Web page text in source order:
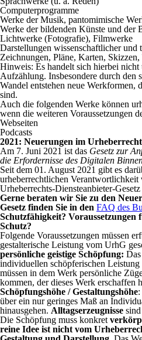
Computerprogramme
Werke der Musik, pantomimische
Werke der bildenden Künste und der
Lichtwerke (Fotografie), Filmwerke
Darstellungen wissenschaftlicher und
Zeichnungen, Pläne, Karten, Skizzen,
Hinweis: Es handelt sich hierbei nicht
Aufzählung. Insbesondere durch den
Wandel entstehen neue Werkformen,
sind.
Auch die folgenden Werke können
wenn die weiteren Voraussetzungen
Webseiten
Podcasts
2021: Neuerungen im Urheberrecht
Am 7. Juni 2021 ist das Gesetz zur
die Erfordernisse des Digitalen
Seit dem 01. August 2021 gibt es
urheberrechtlichen
Urheberrechts-Diensteanbieter-
Gerne beraten wir Sie zu den
Gesetz finden Sie in den FAQ des
Schutzfähigkeit? Voraussetzungen
Schutz?
Folgende Voraussetzungen müssen
gestalterische Leistung vom UrhG
persönliche geistige Schöpfung:
individuellen schöpferischen
müssen in dem Werk persönliche
kommen, der dieses Werk erschaffen
Schöpfungshöhe / Gestaltungshöhe
über ein nur geringes Maß an
hinausgehen. Alltagserzeugnisse sind
Die Schöpfung muss konkret
reine Idee ist nicht vom